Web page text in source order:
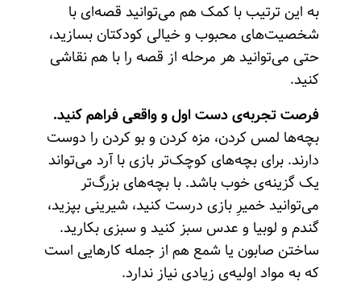
به این ترتیب با کمک هم می‌توانید قصه‌ای با
شخصیت‌های محبوب و خیالی کودکتان بسازید،
حتی می‌توانید هر مرحله از قصه را با هم نقاشی
کنید.
فرصت تجربه‌ی دست اول و واقعی فراهم کنید.
بچه‌ها لمس کردن، مزه کردن و بو کردن را دوست
دارند. برای بچه‌های کوچک‌تر بازی با آرد می‌تواند
یک گزینه‌ی خوب باشد. با بچه‌های بزرگ‌تر
می‌توانید خمیرِ بازی درست کنید، شیرینی بپزید،
گندم و لوبیا و عدس سبز کنید و سبزی بکارید.
ساختن صابون یا شمع هم از جمله کارهایی است
که به مواد اولیه‌ی زیادی نیاز ندارد.